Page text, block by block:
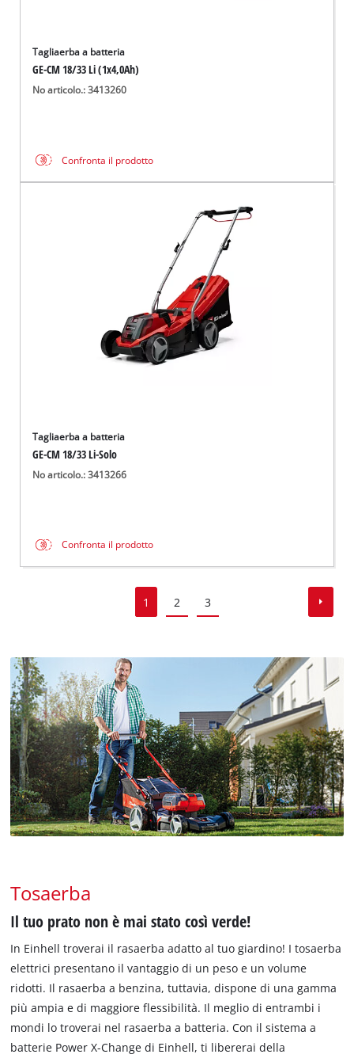
Tagliaerba a batteria
GE-CM 18/33 Li (1x4,0Ah)
No articolo.: 3413260
Confronta il prodotto
Tagliaerba a batteria
GE-CM 18/33 Li-Solo
No articolo.: 3413266
Confronta il prodotto
1 2 3
Tosaerba
Il tuo prato non è mai stato così verde!
In Einhell troverai il rasaerba adatto al tuo giardino! I tosaerba
elettrici presentano il vantaggio di un peso e un volume
ridotti. Il rasaerba a benzina, tuttavia, dispone di una gamma
più ampia e di maggiore flessibilità. Il meglio di entrambi i
mondi lo troverai nel rasaerba a batteria. Con il sistema a
batterie Power X-Change di Einhell, ti libererai della